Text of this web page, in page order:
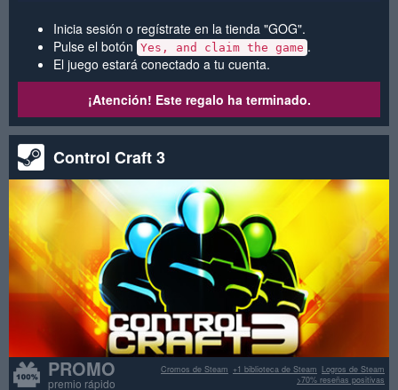
Inicia sesión o regístrate en la tienda "GOG".
Pulse el botón Yes, and claim the game .
El juego estará conectado a tu cuenta.
¡Atención! Este regalo ha terminado.
Control Craft 3
PROMO
premio rápido
Logros de Steam
+1 biblioteca de Steam
Cromos de Steam
>70% reseñas positivas